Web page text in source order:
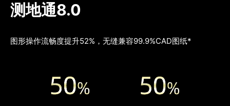
测地通8.0
图形操作流畅度提升52%，无缝兼容99.9%CAD图纸*